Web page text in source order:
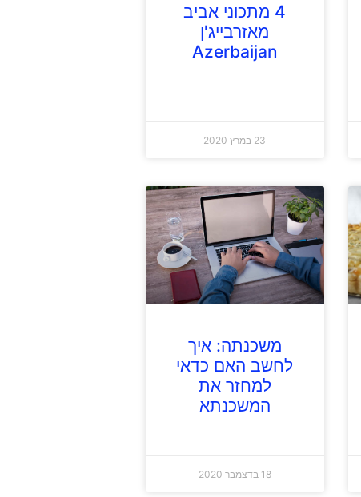
4 מתכוני אביב
מאזרבייג'ן
Azerbaijan
23 במרץ 2020
משכנתה: איך
לחשב האם כדאי
למחזר את
המשכנתא
18 בדצמבר 2020